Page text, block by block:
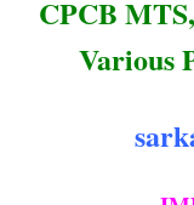
CPCB
Various